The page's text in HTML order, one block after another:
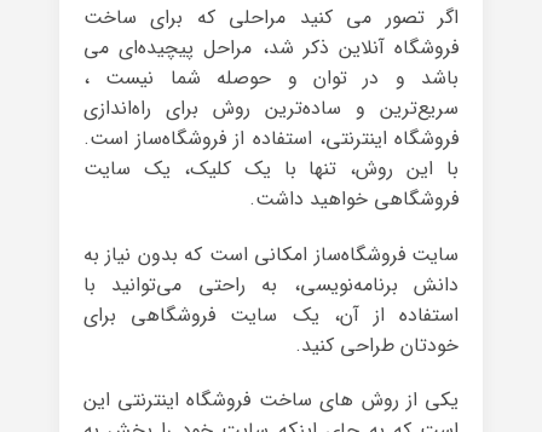
اگر تصور می کنید مراحلی که برای ساخت
فروشگاه آنلاین ذکر شد، مراحل پیچیده‌ای می
باشد و در توان و حوصله شما نیست ،
سریع‌ترین و ساده‌ترین روش برای راه‌اندازی
فروشگاه اینترنتی، استفاده از فروشگاه‌ساز است.
با این روش، تنها با یک کلیک، یک سایت
فروشگاهی خواهید داشت.
سایت فروشگاه‌ساز امکانی است که بدون نیاز به
دانش برنامه‌نویسی، به راحتی می‌توانید با
استفاده از آن، یک سایت فروشگاهی برای
خودتان طراحی کنید.
یکی از روش های ساخت فروشگاه اینترنتی این